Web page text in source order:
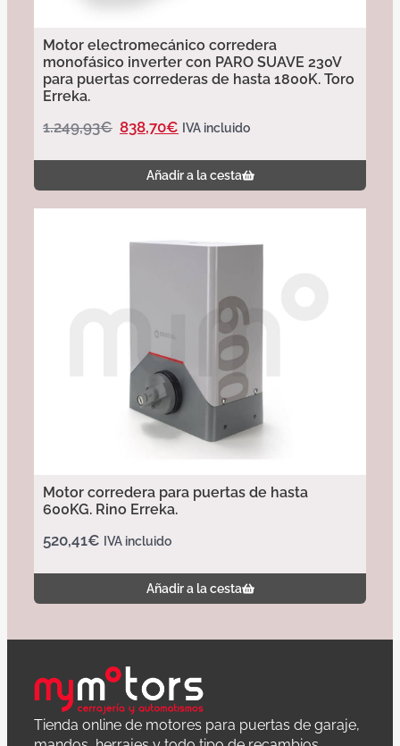
Motor electromecánico corredera
monofásico inverter con PARO SUAVE 230V
para puertas correderas de hasta 1800K. Toro
Erreka.
1.249,93€ 838,70€ IVA incluido
Añadir a la cesta
Motor corredera para puertas de hasta
600KG. Rino Erreka.
520,41€ IVA incluido
Añadir a la cesta
Tienda online de motores para puertas de garaje,